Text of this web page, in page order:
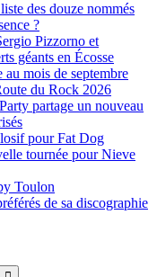
des douze nommés
?
Pizzorno et
géants en Écosse
mois de septembre
du Rock 2026
partage un nouveau
pour Fat Dog
tournée pour Nieve
Toulon
de sa discographie